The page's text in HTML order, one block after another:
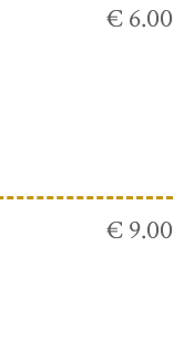
€ 6.00
€ 9.00